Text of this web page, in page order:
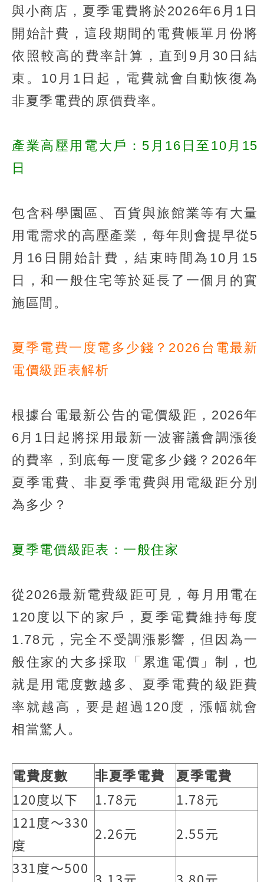
與小商店，夏季電費將於2026年6月1日
開始計費，這段期間的電費帳單月份將
依照較高的費率計算，直到9月30日結
束。10月1日起，電費就會自動恢復為
非夏季電費的原價費率。
產業高壓用電大戶：5月16日至10月15
日
包含科學園區、百貨與旅館業等有大量
用電需求的高壓產業，每年則會提早從5
月16日開始計費，結束時間為10月15
日，和一般住宅等於延長了一個月的實
施區間。
夏季電費一度電多少錢？2026台電最新
電價級距表解析
根據台電最新公告的電價級距，2026年
6月1日起將採用最新一波審議會調漲後
的費率，到底每一度電多少錢？2026年
夏季電費、非夏季電費與用電級距分別
為多少？
夏季電價級距表：一般住家
從2026最新電費級距可見，每月用電在
120度以下的家戶，夏季電費維持每度
1.78元，完全不受調漲影響，但因為一
般住家的大多採取「累進電價」制，也
就是用電度數越多、夏季電費的級距費
率就越高，要是超過120度，漲幅就會
相當驚人。
電費度數 非夏季電費 夏季電費
120度以下 1.78元
1.78元
121度～330
度
2.26元
2.55元
331度～500